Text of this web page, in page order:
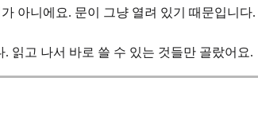
아니에요. 문이 그냥 열려 있기 때문입니
읽고 나서 바로 쓸 수 있는 것들만 골랐어요.